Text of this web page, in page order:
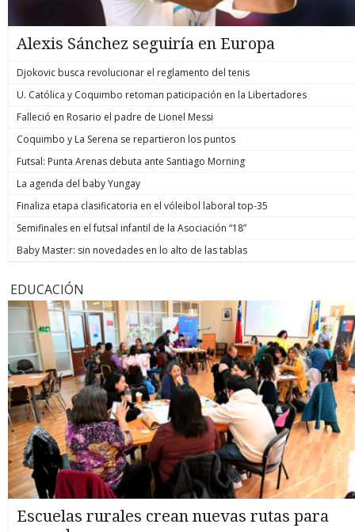
Alexis Sánchez seguiría en Europa
Djokovic busca revolucionar el reglamento del tenis
U. Católica y Coquimbo retoman paticipación en la Libertadores
Falleció en Rosario el padre de Lionel Messi
Coquimbo y La Serena se repartieron los puntos
Futsal: Punta Arenas debuta ante Santiago Morning
La agenda del baby Yungay
Finaliza etapa clasificatoria en el vóleibol laboral top-35
Semifinales en el futsal infantil de la Asociación “18”
Baby Master: sin novedades en lo alto de las tablas
EDUCACIÓN
Escuelas rurales crean nuevas rutas para